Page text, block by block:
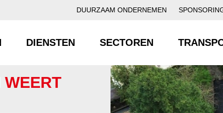
DUURZAAM ONDERNEMEN
DIENSTEN SECTOREN
WEERT